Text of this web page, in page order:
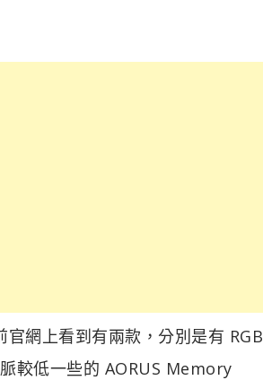
網上看到有兩款，分別是有 RGB
較低一些的 AORUS Memory